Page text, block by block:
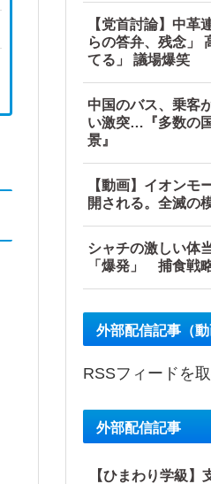
【党首討論】中革
らの答弁、残念」
てる」 議場爆笑
中国のバス、乗客
い激突…『多数の
景』
【動画】イオンモ
開される。全滅の
シャチの激しい体
「爆発」 捕食戦
外部配信記事（動
RSSフィードを
外部配信記事
【ひまわり学級